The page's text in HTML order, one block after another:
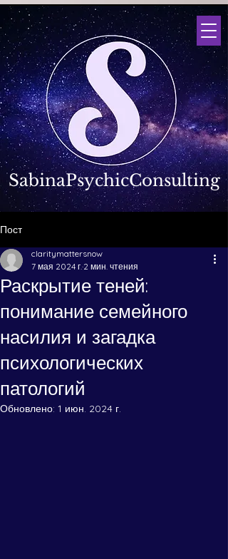
SabinaPsychicConsulting
Пост
Раскрытие теней:
понимание семейного
насилия и загадка
психологических
патологий
claritymattersnow
7 мая 2024 г. 2 мин. чтения
Обновлено: 1 июн. 2024 г.